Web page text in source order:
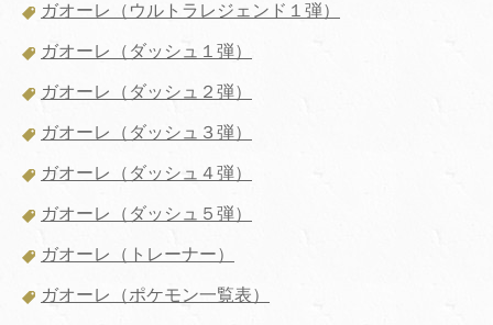
ガオーレ（ウルトラレジェンド１弾）
ガオーレ（ダッシュ１弾）
ガオーレ（ダッシュ２弾）
ガオーレ（ダッシュ３弾）
ガオーレ（ダッシュ４弾）
ガオーレ（ダッシュ５弾）
ガオーレ（トレーナー）
ガオーレ（ポケモン一覧表）